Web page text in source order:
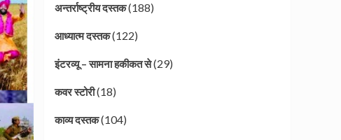
अन्तर्राष्ट्रीय दस्तक(188)
आध्यात्म दस्तक(122)
इंटरव्यू – सामना हकीकत से(29)
कवर स्टोरी(18)
काव्य दस्तक(104)